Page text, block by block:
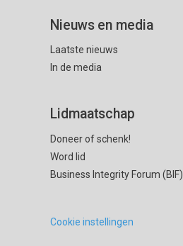
Nieuws en media
Laatste nieuws
In de media
Lidmaatschap
Doneer of schenk!
Word lid
Business Integrity Forum (BIF)
Cookie instellingen